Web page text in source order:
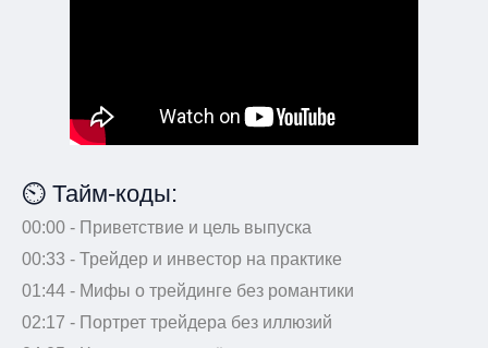
⏲ Тайм-коды:
00:00 - Приветствие и цель выпуска
00:33 - Трейдер и инвестор на практике
01:44 - Мифы о трейдинге без романтики
02:17 - Портрет трейдера без иллюзий